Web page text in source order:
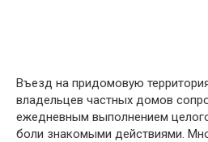
Въезд на придомовую
владельцев частных домов
ежедневным выполнением
боли знакомыми действиями.